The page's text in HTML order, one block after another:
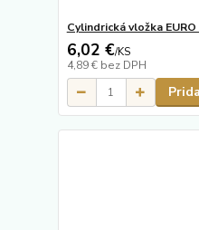
Cylindrická vložka
6,02 €/KS
4,89 € bez DPH